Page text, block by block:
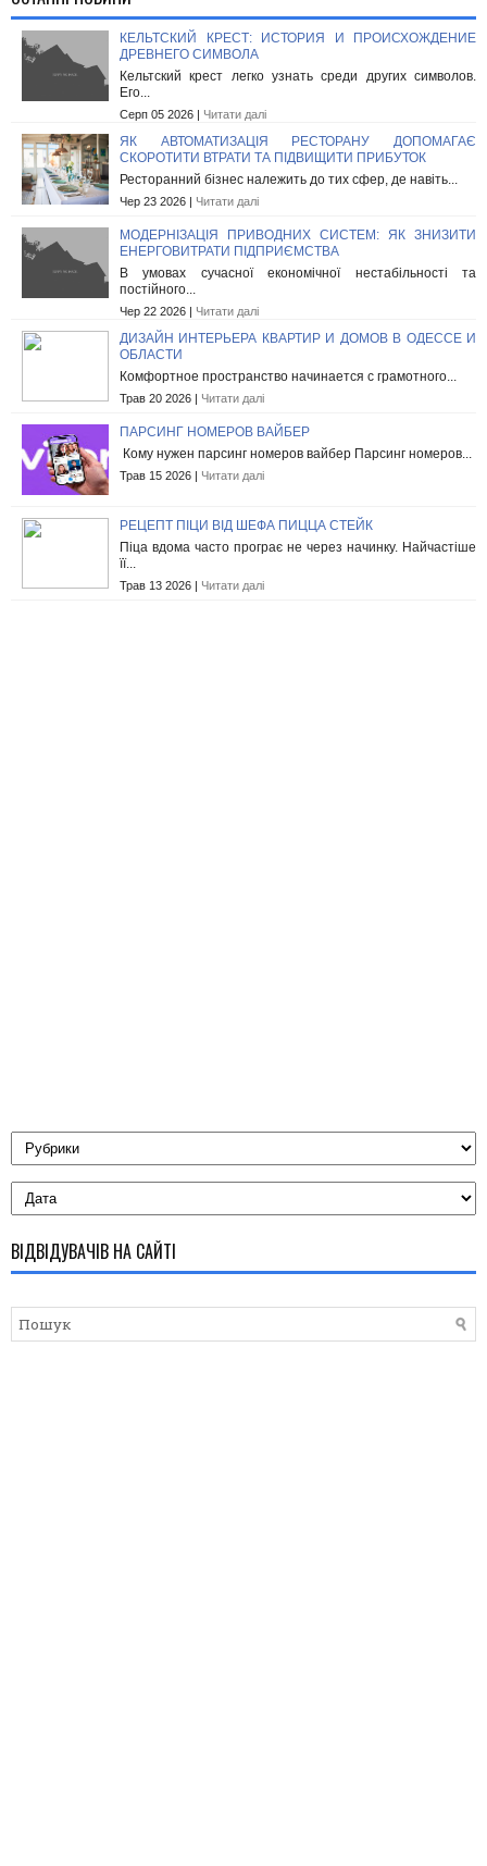
КЕЛЬТСКИЙ КРЕСТ: ИСТОРИЯ И ПРОИСХОЖДЕНИЕ
ДРЕВНЕГО СИМВОЛА
Кельтский крест легко узнать среди других символов.
Его...
Серп 05 2026 | Читати далі
ЯК АВТОМАТИЗАЦІЯ РЕСТОРАНУ ДОПОМАГАЄ
СКОРОТИТИ ВТРАТИ ТА ПІДВИЩИТИ ПРИБУТОК
Ресторанний бізнес належить до тих сфер, де навіть...
Чер 23 2026 | Читати далі
МОДЕРНІЗАЦІЯ ПРИВОДНИХ СИСТЕМ: ЯК ЗНИЗИТИ
ЕНЕРГОВИТРАТИ ПІДПРИЄМСТВА
В умовах сучасної економічної нестабільності та
постійного...
Чер 22 2026 | Читати далі
ДИЗАЙН ИНТЕРЬЕРА КВАРТИР И ДОМОВ В ОДЕССЕ И
ОБЛАСТИ
Комфортное пространство начинается с грамотного...
Трав 20 2026 | Читати далі
ПАРСИНГ НОМЕРОВ ВАЙБЕР
Кому нужен парсинг номеров вайбер Парсинг номеров...
Трав 15 2026 | Читати далі
РЕЦЕПТ ПІЦИ ВІД ШЕФА ПИЦЦА СТЕЙК
Піца вдома часто програє не через начинку. Найчастіше
її...
Трав 13 2026 | Читати далі
ВІДВІДУВАЧІВ НА САЙТІ